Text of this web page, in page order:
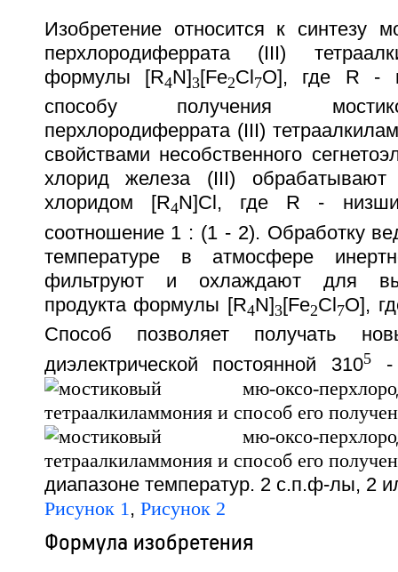
Изобретение относится к синтезу
перхлородиферрата (III)
формулы [R4N]3[Fe2Cl 7O], где R -
способу получения
перхлородиферрата (III)
свойствами несобственного
хлорид железа (III) обрабатывают
хлоридом [R4N]Cl, где R -
соотношение 1 : (1 - 2). Обработку
температуре в атмосфере
фильтруют и охлаждают для
продукта формулы [R4N]3[Fe2Cl 7O],
Способ позволяет получать
диэлектрической постоянной 3105 -
диапазоне температур. 2 с.п.ф-лы, 2
Рисунок 1, Рисунок 2
Формула изобретения